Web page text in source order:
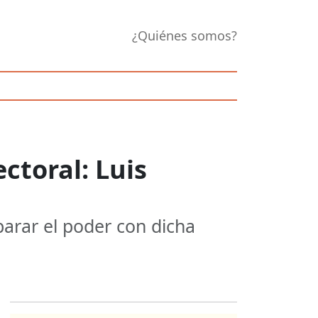
¿Quiénes somos?
Luis
el poder con dicha